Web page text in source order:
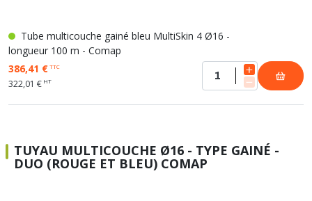
Tube multicouche gainé bleu MultiSkin 4 Ø16 -
longueur 100 m - Comap
386,41 €TTC
322,01 € HT
TUYAU MULTICOUCHE Ø16 - TYPE GAINÉ -
DUO (ROUGE ET BLEU) COMAP